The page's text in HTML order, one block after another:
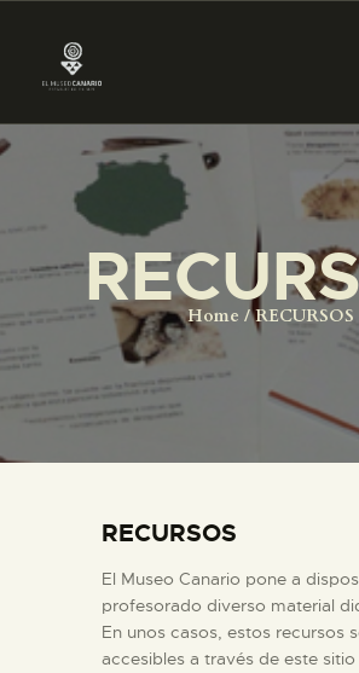
Home RECURSOS
PREPARAR LA VISITA
ACTIVIDADES
█
EL MUSEO
ESPAÑOL
RECURSOS
El Museo Canario pone a
profesorado diverso material
En unos casos, estos recursos
accesibles a través de este